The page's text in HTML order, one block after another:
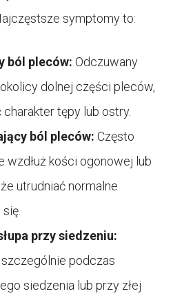
symptomy to:
ból pleców: Odczuwany
dolnej części pleców,
tępy lub ostry.
ból pleców: Często
wzdłuż kości ogonowej lub
utrudniać normalne
przy siedzeniu:
podczas
siedzenia lub przy złej